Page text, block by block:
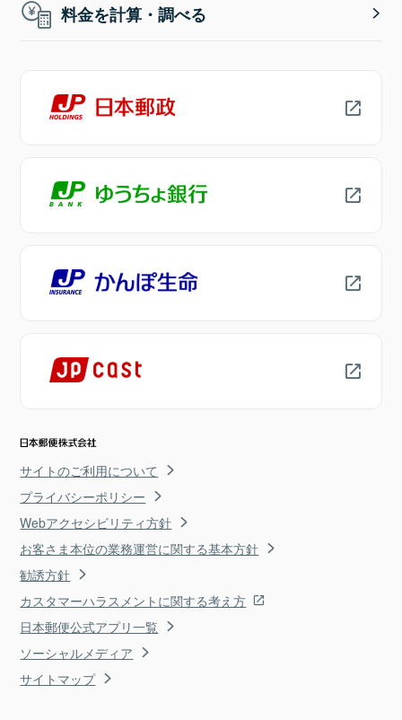
料金を計算・調べる
サイトのご利用について
プライバシーポリシー
Webアクセシビリティ方針
お客さま本位の業務運営に関する基本方針
勧誘方針
カスタマーハラスメントに関する考え方
日本郵便公式アプリ一覧
ソーシャルメディア
サイトマップ